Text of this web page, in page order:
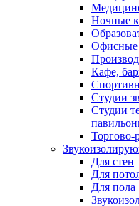
Ночные
Офисные
Кафе,
Студии
Студии
Торгово-
Для стен
Для
Для пола